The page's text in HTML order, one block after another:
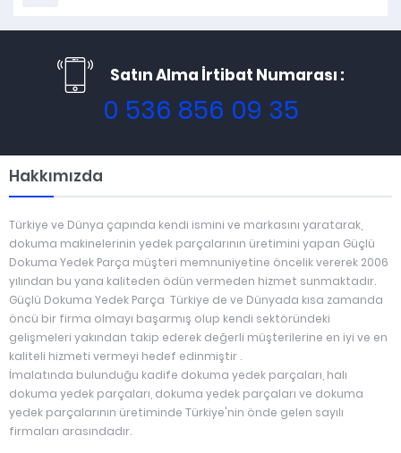
Satın Alma İrtibat Numarası :
0 536 856 09 35
Hakkımızda
Türkiye ve Dünya çapında kendi ismini ve markasını yaratarak,
dokuma makinelerinin yedek parçalarının üretimini yapan Güçlü
Dokuma Yedek Parça müşteri memnuniyetine öncelik vererek 2006
yılından bu yana kaliteden ödün vermeden hizmet sunmaktadır.
Güçlü Dokuma Yedek Parça Türkiye de ve Dünyada kısa zamanda
öncü bir firma olmayı başarmış olup kendi sektöründeki
gelişmeleri yakından takip ederek değerli müşterilerine en iyi ve en
kaliteli hizmeti vermeyi hedef edinmiştir .
İmalatında bulunduğu kadife dokuma yedek parçaları, halı
dokuma yedek parçaları, dokuma yedek parçaları ve dokuma
yedek parçalarının üretiminde Türkiye'nin önde gelen sayılı
firmaları arasındadır.